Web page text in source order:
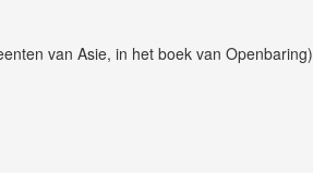
van Asie, in het boek van Openbaring)